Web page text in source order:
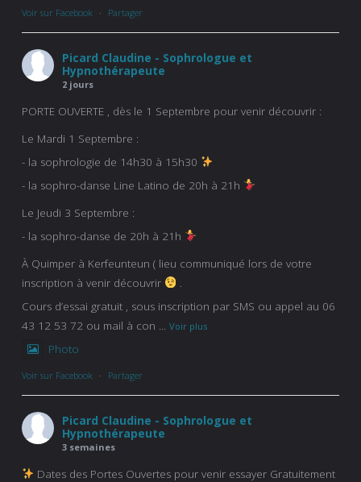
Voir sur Facebook · Partager
Picard Claudine - Sophrologue et
Hypnothérapeute
2 jours
PORTE OUVERTE , dès le 1 Septembre pour venir découvrir :
Le Mardi 1 Septembre :
- la sophrologie de 14h30 à 15h30
- la sophro-danse Line Latino de 20h à 21h
Le Jeudi 3 Septembre :
- la sophro-danse de 20h à 21h
À Quimper à Kerfeunteun ( lieu communiqué lors de votre
inscription à venir découvrir
Cours d’essai gratuit , sous inscription par SMS ou appel au 06
43 12 53 72 ou mail à con
Voir plus
Photo
Voir sur Facebook · Partager
Picard Claudine - Sophrologue et
Hypnothérapeute
3 semaines
Dates des Portes Ouvertes pour venir essayer Gratuitement